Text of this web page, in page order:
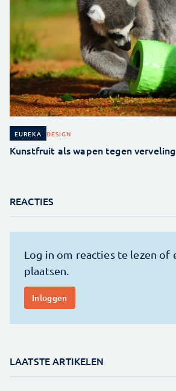
EUREKA DESIGN
Kunstfruit als wapen tegen verveling
REACTIES
LAATSTE ARTIKELEN